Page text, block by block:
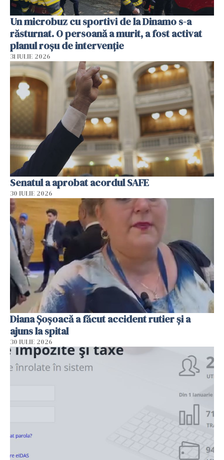
Un microbuz cu sportivi de la Dinamo s-a
răsturnat. O persoană a murit, a fost activat
planul roșu de intervenție
31 IULIE 2026
Senatul a aprobat acordul SAFE
30 IULIE 2026
Diana Șoșoacă a făcut accident rutier și a
ajuns la spital
30 IULIE 2026